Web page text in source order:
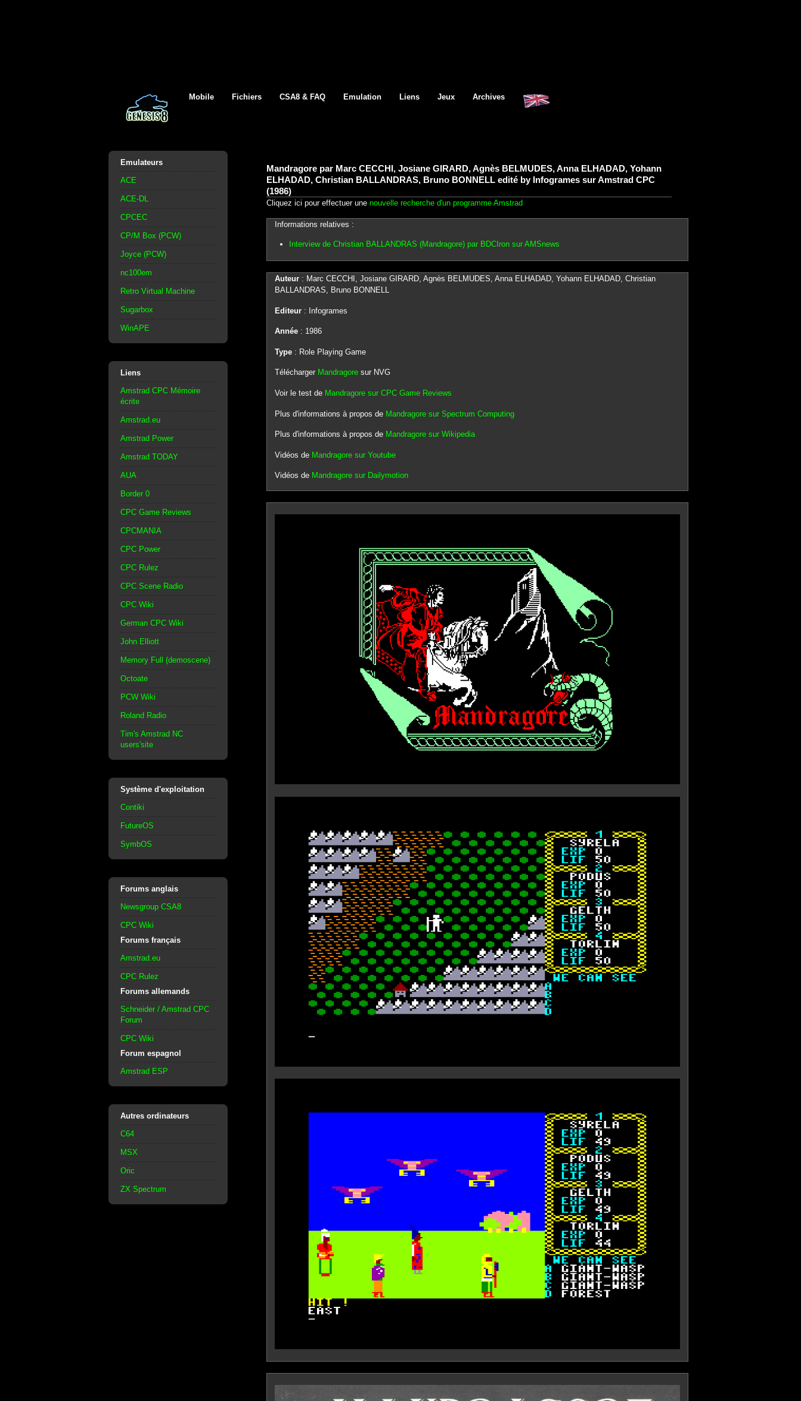
Mobile Fichiers CSA8 & FAQ Emulation Liens Jeux Archives
Emulateurs
ACE
ACE-DL
CPCEC
CP/M Box (PCW)
Joyce (PCW)
nc100em
Retro Virtual Machine
Sugarbox
WinAPE
Liens
Amstrad CPC Mémoire
écrite
Amstrad.eu
Amstrad Power
Amstrad TODAY
AUA
Border 0
CPC Game Reviews
CPCMANIA
CPC Power
CPC Rulez
CPC Scene Radio
CPC Wiki
German CPC Wiki
John Elliott
Memory Full (demoscene)
Octoate
PCW Wiki
Roland Radio
Tim's Amstrad NC
users'site
Système d'exploitation
Contiki
FutureOS
SymbOS
Forums anglais
Newsgroup CSA8
CPC Wiki
Forums français
Amstrad.eu
CPC Rulez
Forums allemands
Schneider / Amstrad CPC
Forum
CPC Wiki
Forum espagnol
Amstrad ESP
Autres ordinateurs
C64
MSX
Oric
ZX Spectrum
Mandragore par Marc CECCHI, Josiane GIRARD, Agnès BELMUDES, Anna ELHADAD, Yohann
ELHADAD, Christian BALLANDRAS, Bruno BONNELL edité by Infogrames sur Amstrad CPC
(1986)
Cliquez ici pour effectuer une nouvelle recherche d'un programme Amstrad
Informations relatives :
Interview de Christian BALLANDRAS (Mandragore) par BDCIron sur AMSnews
Auteur: Marc CECCHI, Josiane GIRARD, Agnès BELMUDES, Anna ELHADAD, Yohann ELHADAD, Christian
BALLANDRAS, Bruno BONNELL
Editeur: Infogrames
Année: 1986
Type: Role Playing Game
Télécharger Mandragoresur NVG
Voir le test de Mandragore sur CPC Game Reviews
Plus d'informations à propos de Mandragore sur Spectrum Computing
Plus d'informations à propos de Mandragore sur Wikipedia
Vidéos de Mandragore sur Youtube
Vidéos de Mandragore sur Dailymotion